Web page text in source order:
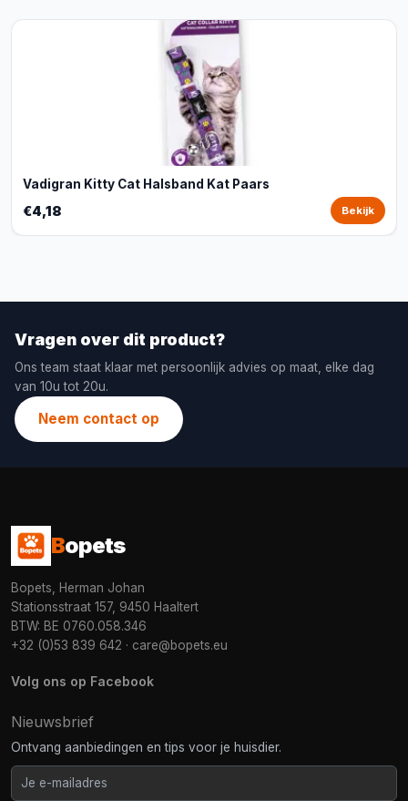
Vadigran Kitty Cat Halsband Kat Paars
€4,18 Bekijk
Vragen over dit product?
Ons team staat klaar met persoonlijk advies op maat, elke dag
van 10u tot 20u.
Neem contact op
Bopets
Bopets, Herman Johan
Stationsstraat 157, 9450 Haaltert
BTW: BE 0760.058.346
+32 (0)53 839 642 · care@bopets.eu
Volg ons op Facebook
Nieuwsbrief
Ontvang aanbiedingen en tips voor je huisdier.